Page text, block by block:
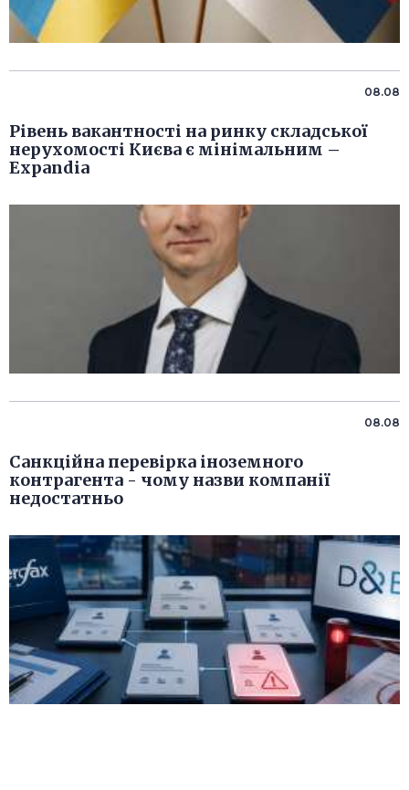
08.08
Рівень вакантності на ринку складської
нерухомості Києва є мінімальним –
Expandia
08.08
Санкційна перевірка іноземного
контрагента - чому назви компанії
недостатньо